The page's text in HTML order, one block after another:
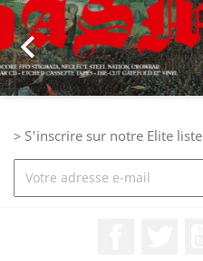

> S'inscrire sur notre Elite liste